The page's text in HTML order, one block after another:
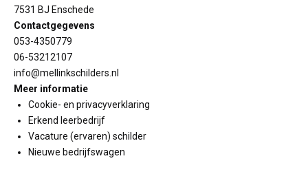
7531 BJ Enschede
Contactgegevens
053-4350779
06-53212107
info@mellinkschilders.nl
Meer informatie
Cookie- en privacyverklaring
Erkend leerbedrijf
Vacature (ervaren) schilder
Nieuwe bedrijfswagen